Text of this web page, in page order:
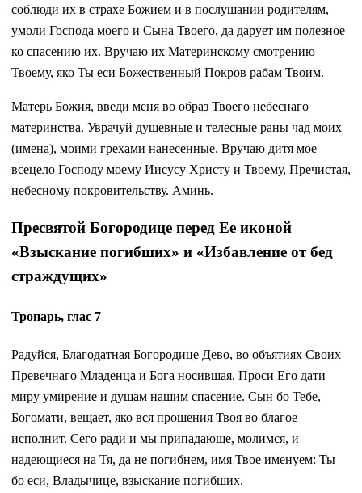
соблюди их в страхе Божием и в послушании родителям,
умоли Господа моего и Сына Твоего, да дарует им полезное
ко спасению их. Вручаю их Материнскому смотрению
Твоему, яко Ты еси Божественный Покров рабам Твоим.
Матерь Божия, введи меня во образ Твоего небеснаго
материнства. Уврачуй душевные и телесные раны чад моих
(имена), моими грехами нанесенные. Вручаю дитя мое
всецело Господу моему Иисусу Христу и Твоему, Пречистая,
небесному покровительству. Аминь.
Пресвятой Богородице перед Ее иконой
«Взыскание погибших» и «Избавление от бед
страждущих»
Тропарь, глас 7
Радуйся, Благодатная Богородице Дево, во объятиях Своих
Превечнаго Младенца и Бога носившая. Проси Его дати
миру умирение и душам нашим спасение. Сын бо Тебе,
Богомати, вещает, яко вся прошения Твоя во благое
исполнит. Сего ради и мы припадающе, молимся, и
надеющиеся на Тя, да не погибнем, имя Твое именуем: Ты
бо еси, Владычице, взыскание погибших.